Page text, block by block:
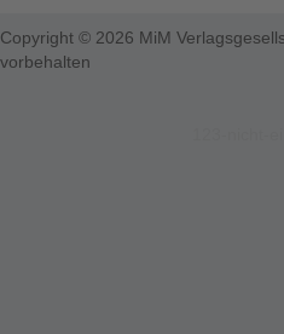
Copyright © 2026 MiM
vorbehalten